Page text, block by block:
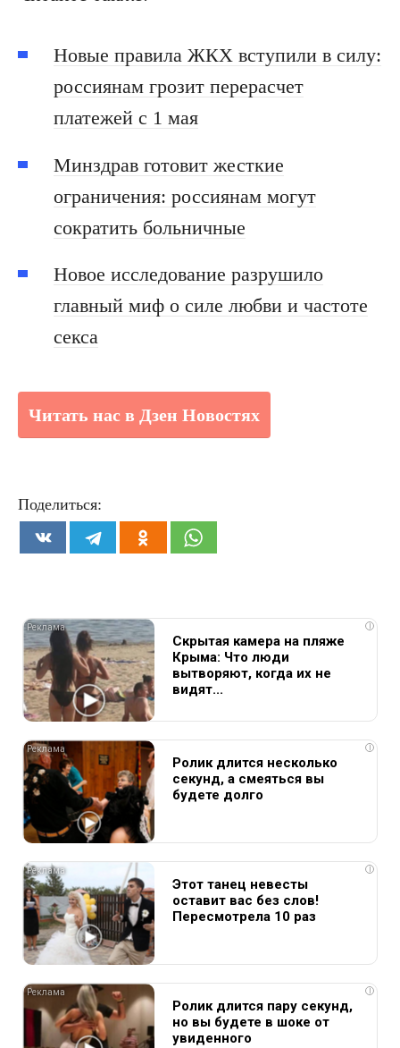
Новые правила ЖКХ вступили в силу:
россиянам грозит перерасчет
платежей с 1 мая
Минздрав готовит жесткие
ограничения: россиянам могут
сократить больничные
Новое исследование разрушило
главный миф о силе любви и частоте
секса
Читать нас в Дзен Новостях
Поделиться:
i
Скрытая камера на пляже
Крыма: Что люди
вытворяют, когда их не
видят...
i
Ролик длится несколько
секунд, а смеяться вы
будете долго
i
Этот танец невесты
оставит вас без слов!
Пересмотрела 10 раз
i
Ролик длится пару секунд,
но вы будете в шоке от
увиденного